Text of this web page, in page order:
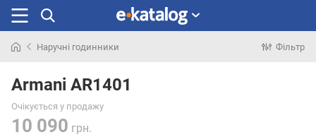
раніше
Наручні годинники Фільтр
Armani AR1401
Очікується у продажу
10 090 грн.